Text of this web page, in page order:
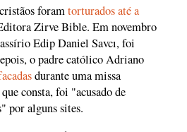
foramtorturados até a
Zirve Bible. Em novembro
Edip Daniel Savcı, foi
o padre católico Adriano
durante uma missa
consta, foi "acusado de
por alguns sites.